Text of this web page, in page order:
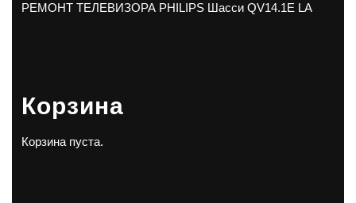
РЕМОНТ ТЕЛЕВИЗОРА PHILIPS Шасси QV14.1E LA
Корзина
Корзина пуста.